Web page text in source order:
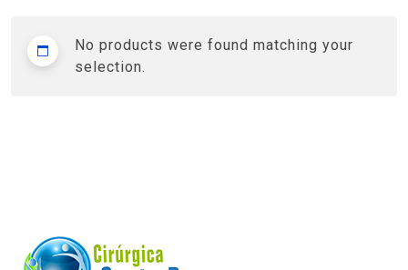
No products were found matching your
selection.